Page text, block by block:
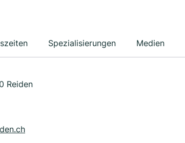
Spezialisierungen Medien
Reiden